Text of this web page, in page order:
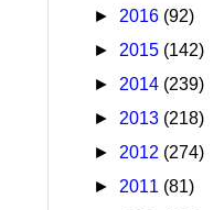
► 2016 (92)
► 2015 (142)
► 2014 (239)
► 2013 (218)
► 2012 (274)
► 2011 (81)